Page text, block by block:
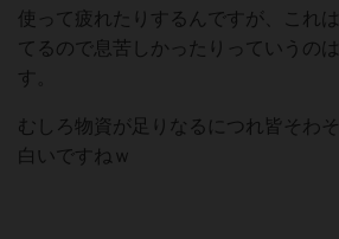
使って疲れたりするんですが、これ
てるので息苦しかったりっていうの
す。
むしろ物資が足りなるにつれ皆そわ
白いですねｗ